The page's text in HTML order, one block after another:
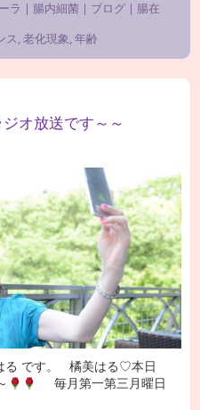
ラ | 腸内細菌| ブログ| 腸在
ス,老化現象,年齢
オ放送です～～
る です。 橘美はる♡本日
毎月第一第三月曜日